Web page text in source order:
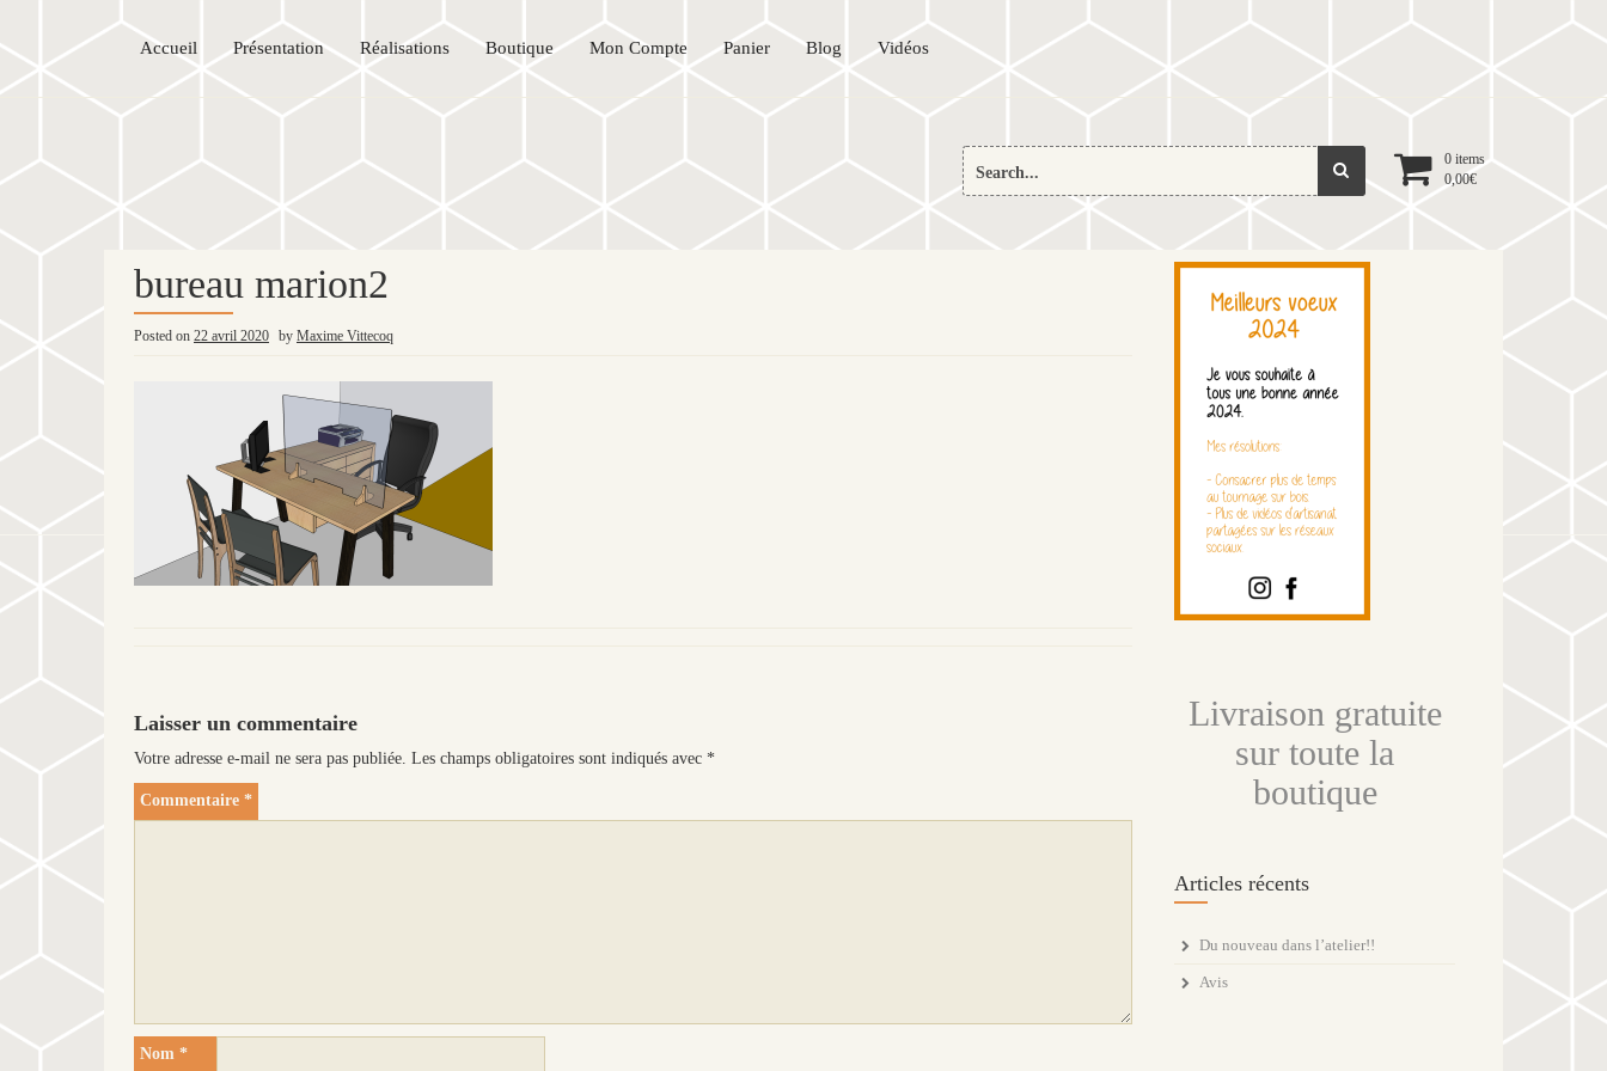
Accueil Présentation Réalisations Boutique Mon Compte Panier Blog Vidéos
0 items
0,00€
Search
for:
bureau marion2
Posted on 22 avril 2020 by Maxime Vittecoq
Laisser un commentaire
Votre adresse e-mail ne sera pas publiée. Les champs obligatoires sont indiqués avec *
Commentaire *
Nom *
Livraison gratuite
sur toute la
boutique
Articles récents
Du nouveau dans l’atelier!!
Avis